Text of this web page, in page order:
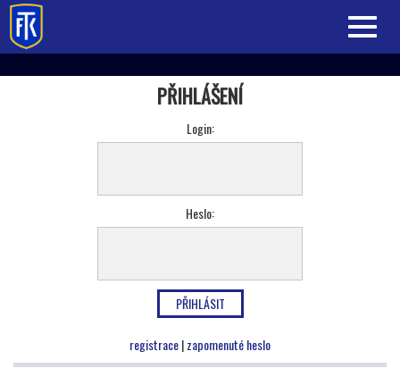
Toggle
PŘIHLÁŠENÍ
Login:
Heslo:
registrace|zapomenuté heslo